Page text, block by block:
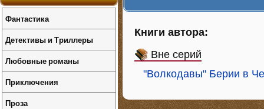
Книги автора:
Вне серий
"Волкодавы" Берии в
Фантастика
Детективы и Триллеры
Любовные романы
Приключения
Проза